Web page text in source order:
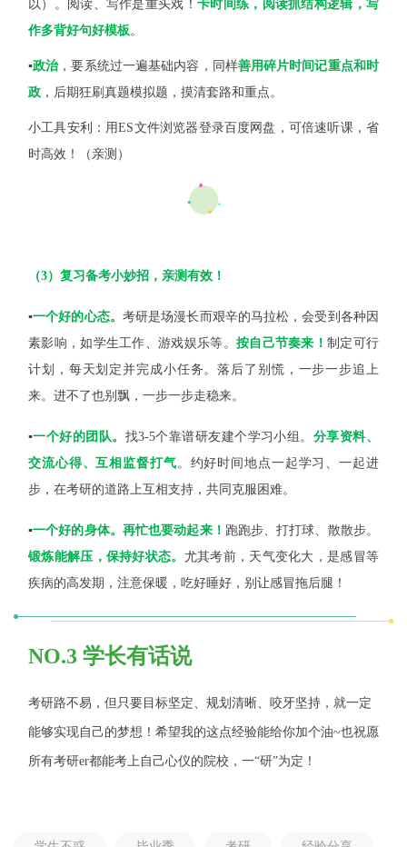
以）。阅读、写作是重头戏！ 卡时间练，阅读抓结构逻辑，写
作多背好句好模板。
▪️政治，要系统过一遍基础内容，同样善用碎片时间记重点和时
政 ，后期狂刷真题模拟题，摸清套路和重点。
小工具安利：用ES文件浏览器登录百度网盘，可倍速听课，省
时高效！（亲测）
（3）复习备考小妙招，亲测有效！
▪️一个好的心态。 考研是场漫长而艰辛的马拉松，会受到各种因
素影响，如学生工作、游戏娱乐等。 按自己节奏来！制定可行
计划，每天划定并完成小任务。落后了别慌，一步一步追上
来。进不了也别飘，一步一步走稳来。
▪️一个好的团队。 找3-5个靠谱研友建个学习小组。 分享资料、
交流心得、互相监督打气。约好时间地点一起学习、一起进
步，在考研的道路上互相支持，共同克服困难。
▪️一个好的身体。 再忙也要动起来！ 跑跑步、打打球、散散步。
锻炼能解压，保持好状态。 尤其考前，天气变化大，是感冒等
疾病的高发期，注意保暖，吃好睡好，别让感冒拖后腿！
NO.3 学长有话说
考研路不易，但只要目标坚定、规划清晰、咬牙坚持，就一定
能够实现自己的梦想！希望我的这点经验能给你加个油~也祝愿
所有考研er都能考上自己心仪的院校，一“研”为定！